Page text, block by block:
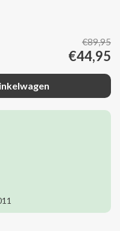
€89,95
€44,95